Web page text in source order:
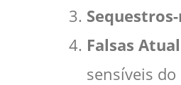
Falsas
sensíveis